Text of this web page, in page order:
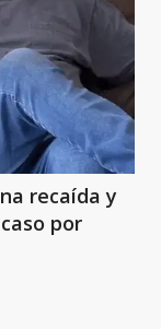
recaída y
por